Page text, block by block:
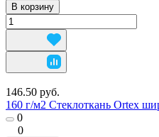
В корзину
146.50 руб.
160 г/м2 Стеклоткань Ortex
0
0